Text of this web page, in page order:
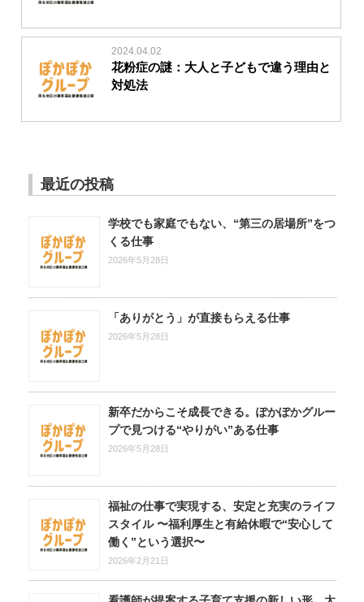
2024.04.02
花粉症の謎：大人と子どもで違う理由と
対処法
最近の投稿
学校でも家庭でもない、“第三の居場所”をつ
くる仕事
2026年5月28日
「ありがとう」が直接もらえる仕事
2026年5月28日
新卒だからこそ成長できる。ぽかぽかグルー
プで見つける“やりがい”ある仕事
2026年5月28日
福祉の仕事で実現する、安定と充実のライフ
スタイル 〜福利厚生と有給休暇で“安心して
働く”という選択〜
2026年2月21日